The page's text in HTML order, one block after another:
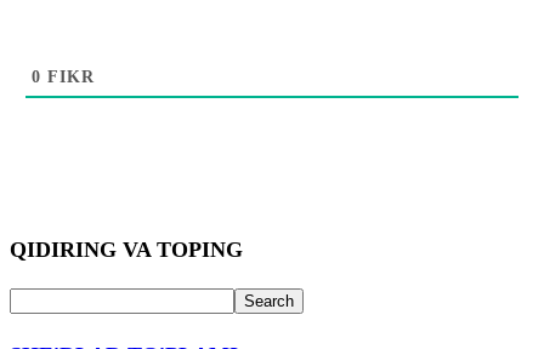
0 FIKR
QIDIRING VA TOPING